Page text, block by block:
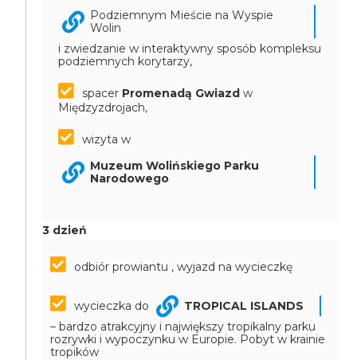
Podziemnym Mieście na Wyspie
Wolin
i zwiedzanie w interaktywny sposób kompleksu
podziemnych korytarzy,
spacer Promenadą Gwiazd w
Międzyzdrojach,
wizyta w
Muzeum Wolińskiego Parku
Narodowego
3 dzień
odbiór prowiantu , wyjazd na wycieczkę
wycieczka do
TROPICAL ISLANDS
– bardzo atrakcyjny i największy tropikalny parku
rozrywki i wypoczynku w Europie. Pobyt w krainie
tropików